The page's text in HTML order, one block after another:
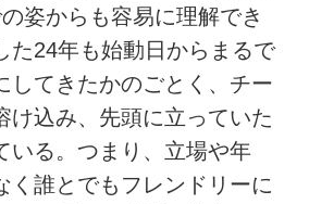
姿からも容易に理解でき
た24年も始動日からまるで
してきたかのごとく、チー
け込み、先頭に立っていた
いる。つまり、立場や年
く誰とでもフレンドリーに